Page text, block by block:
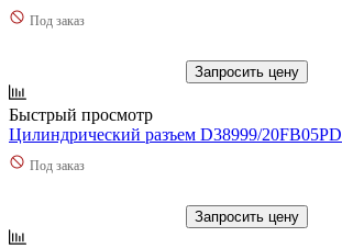
Под заказ
Запросить цену
Быстрый просмотр
Цилиндрический разъем D38999/20FB05PD
Под заказ
Запросить цену